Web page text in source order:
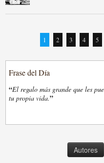
1 2 3 4 5
Frase del Día
“El regalo más grande que les
tu propia vida.”
Autores